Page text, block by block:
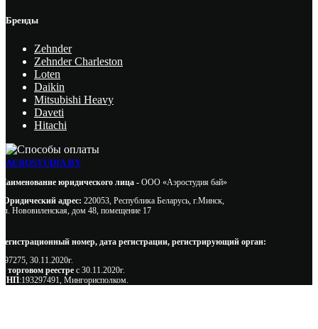
Бренды
Zehnder
Zehnder Charleston
Loten
Daikin
Mitsubishi Heavy
Daveti
Hitachi
AEROSTUDIA.BY
Наименование юридического лица - ООО «Аэростудия бай»
Юридический адрес: 220053, Республика Беларусь, г.Минск,
ул. Нововиленская, дом 48, помещение 17
Регистрационный номер, дата регистрации, регистрирующий орган:
497275, 30.11.2020г.
В торговом реестре с 30.11.2020г.
УНП:193297491, Мингорисполком.